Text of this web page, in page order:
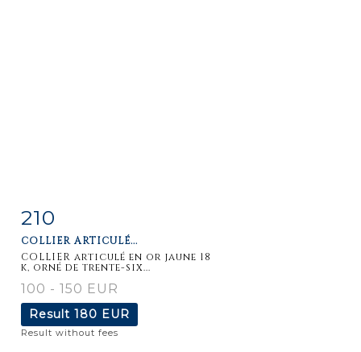
Item detail
210
COLLIER ARTICULÉ...
COLLIER articulé en or jaune 18
k, orné de trente-six...
100 - 150 EUR
Result 180 EUR
Result without fees